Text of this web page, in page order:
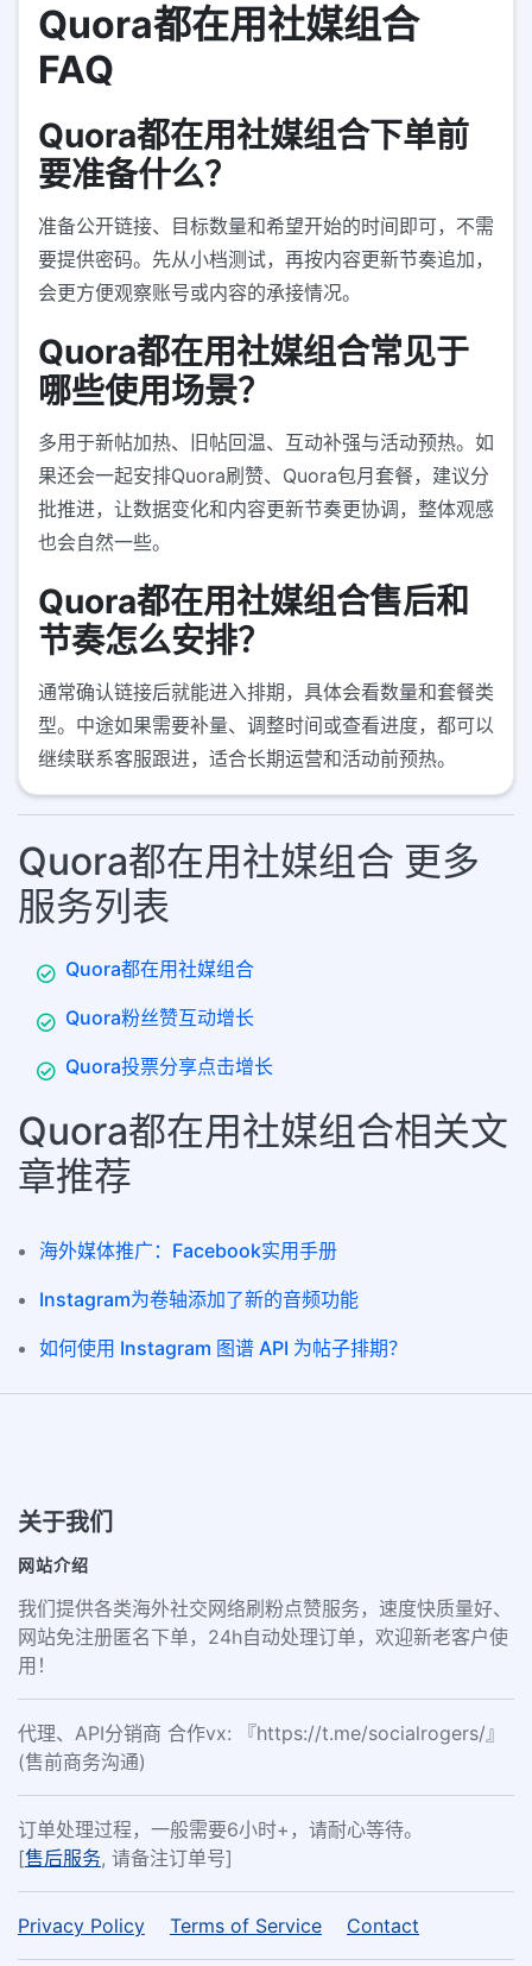
Quora都在用社媒组合
FAQ
Quora都在用社媒组合下单前
要准备什么？
准备公开链接、目标数量和希望开始的时间即可，不需
要提供密码。先从小档测试，再按内容更新节奏追加，
会更方便观察账号或内容的承接情况。
Quora都在用社媒组合常见于
哪些使用场景？
多用于新帖加热、旧帖回温、互动补强与活动预热。如
果还会一起安排Quora刷赞、Quora包月套餐，建议分
批推进，让数据变化和内容更新节奏更协调，整体观感
也会自然一些。
Quora都在用社媒组合售后和
节奏怎么安排？
通常确认链接后就能进入排期，具体会看数量和套餐类
型。中途如果需要补量、调整时间或查看进度，都可以
继续联系客服跟进，适合长期运营和活动前预热。
Quora都在用社媒组合 更多
服务列表
Quora都在用社媒组合
Quora粉丝赞互动增长
Quora投票分享点击增长
Quora都在用社媒组合相关文
章推荐
海外媒体推广：Facebook实用手册
Instagram为卷轴添加了新的音频功能
如何使用 Instagram 图谱 API 为帖子排期？
关于我们
网站介绍
我们提供各类海外社交网络刷粉点赞服务，速度快质量好、
网站免注册匿名下单，24h自动处理订单，欢迎新老客户使
用！
代理、API分销商 合作vx: 『https://t.me/socialrogers/』
(售前商务沟通)
订单处理过程，一般需要6小时+，请耐心等待。
[售后服务, 请备注订单号]
Privacy Policy Terms of Service Contact